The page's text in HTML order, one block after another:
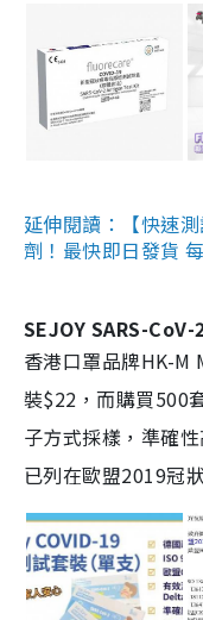
延伸閱讀：【快速
劑！最快即日發貨
SEJOY SARS-
香港口罩品牌HK-M
裝$22，而購買500
子方式採樣，準確
已列在歐盟2019冠